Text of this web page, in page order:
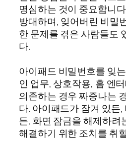
명심하는 것이 중요합니
방대하며, 잊어버린 비밀
한 문제를 겪은 사람들도
다.
아이패드 비밀번호를 잊
인 업무, 상호작용, 홈 엔
의존하는 경우 짜증나는
다. 아이패드가 잠겨 있든
든, 화면 잠금을 해제하려
해결하기 위한 조치를 취